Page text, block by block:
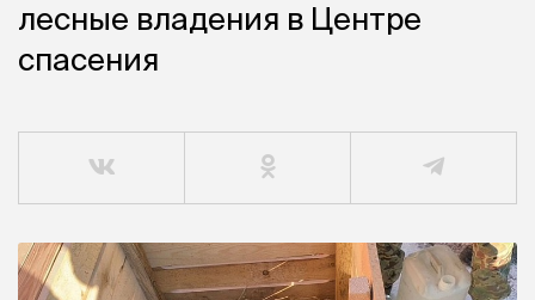
лесные владения в Центре
спасения